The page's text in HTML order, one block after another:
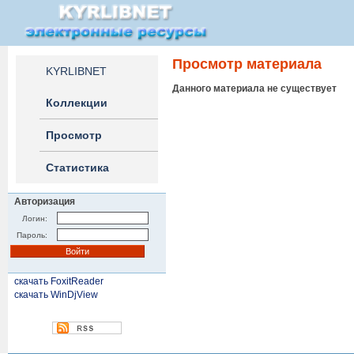
KYRLIBNET
Коллекции
Просмотр
Статистика
Авторизация
Логин:
Пароль:
скачать FoxitReader
скачать WinDjView
Просмотр материала
Данного материала не существует